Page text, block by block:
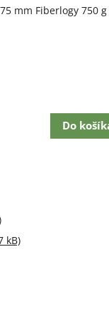
mm Fiberlogy 750 g
Do
kB)